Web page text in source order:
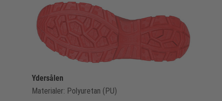
Ydersålen
Materialer: Polyuretan (PU)